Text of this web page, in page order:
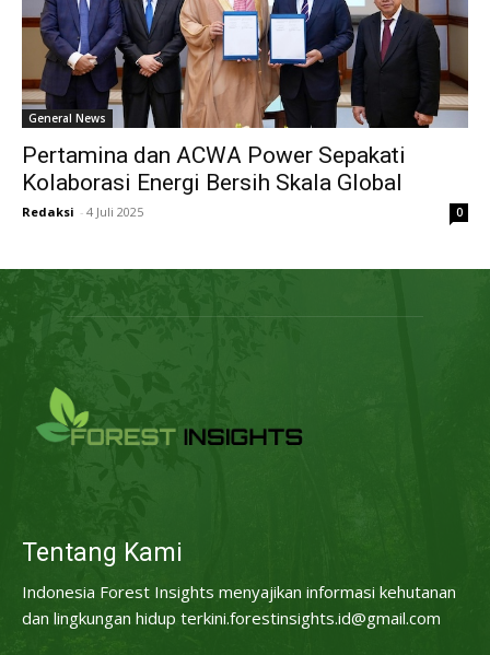
General News
Pertamina dan ACWA Power Sepakati
Kolaborasi Energi Bersih Skala Global
Redaksi - 4 Juli 2025 0
Tentang Kami
Indonesia Forest Insights menyajikan informasi kehutanan
dan lingkungan hidup terkini.forestinsights.id@gmail.com